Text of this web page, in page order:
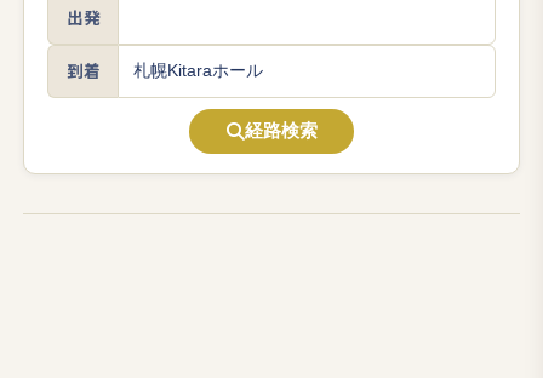
出発
到着
経路検索